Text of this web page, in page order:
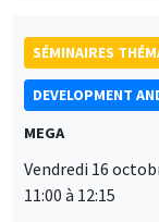
SÉMINAIRES
DEVELOPMENT
MEGA
Vendredi 16
11:00 à 12:15